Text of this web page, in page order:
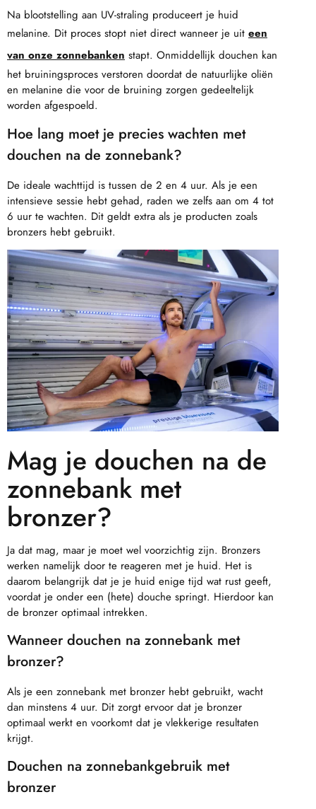
Na blootstelling aan UV-straling produceert je huid
melanine. Dit proces stopt niet direct wanneer je uit een
van onze zonnebanken stapt. Onmiddellijk douchen kan
het bruiningsproces verstoren doordat de natuurlijke oliën
en melanine die voor de bruining zorgen gedeeltelijk
worden afgespoeld.
Hoe lang moet je precies wachten met
douchen na de zonnebank?
De ideale wachttijd is tussen de 2 en 4 uur. Als je een
intensieve sessie hebt gehad, raden we zelfs aan om 4 tot
6 uur te wachten. Dit geldt extra als je producten zoals
bronzers hebt gebruikt.
Mag je douchen na de
zonnebank met
bronzer?
Ja dat mag, maar je moet wel voorzichtig zijn. Bronzers
werken namelijk door te reageren met je huid. Het is
daarom belangrijk dat je je huid enige tijd wat rust geeft,
voordat je onder een (hete) douche springt. Hierdoor kan
de bronzer optimaal intrekken.
Wanneer douchen na zonnebank met
bronzer?
Als je een zonnebank met bronzer hebt gebruikt, wacht
dan minstens 4 uur. Dit zorgt ervoor dat je bronzer
optimaal werkt en voorkomt dat je vlekkerige resultaten
krijgt.
Douchen na zonnebankgebruik met
bronzer